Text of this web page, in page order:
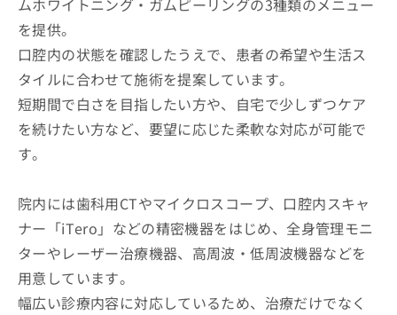
を提供。
口腔内の状態を確認したうえで、患者の希望や生活ス
タイルに合わせて施術を提案しています。
短期間で白さを目指したい方や、自宅で少しずつケア
を続けたい方など、要望に応じた柔軟な対応が可能で
す。
院内には歯科用CTやマイクロスコープ、口腔内スキャ
ナー「iTero」などの精密機器をはじめ、全身管理モニ
ターやレーザー治療機器、高周波・低周波機器などを
用意しています。
幅広い診療内容に対応しているため、治療だけでなく